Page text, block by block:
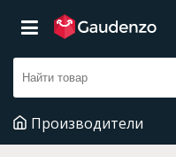
Производители